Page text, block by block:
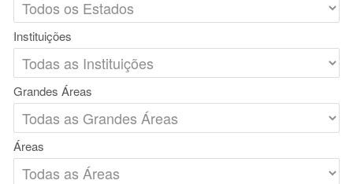
Instituições
Grandes Áreas
Áreas